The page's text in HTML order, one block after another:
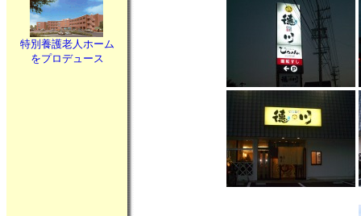
特別養護老人ホーム
をプロデュース